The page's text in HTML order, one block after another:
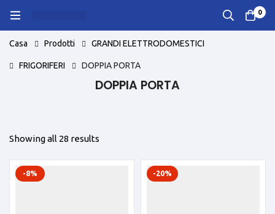
0
Casa Prodotti GRANDI ELETTRODOMESTICI
FRIGORIFERI DOPPIA PORTA
DOPPIA PORTA
Showing all 28 results
-8% -20%